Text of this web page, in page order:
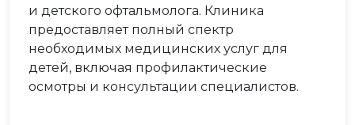
и детского офтальмолога. Клиника
предоставляет полный спектр
необходимых медицинских услуг для
детей, включая профилактические
осмотры и консультации специалистов.